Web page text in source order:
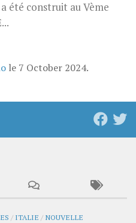
été construit au Vème
le 7 October 2024.
/ ITALIE / NOUVELLE